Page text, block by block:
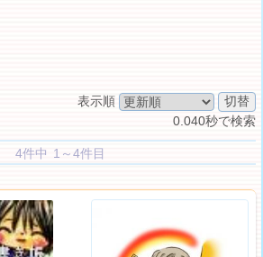
表示順
0.040秒で検索
4件中 1～4件目